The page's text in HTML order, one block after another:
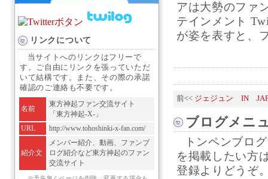
アは大勢のファ
テインメント
が姿を表すと、
前<< ジェジュン IN
ブログメニ
トンペンブロ
を掲載したい方
登録よりどうぞ
リンクについて
当サイトへのリンクはフリーで
す。ご自由にリンクを張っていただ
いて結構です。また、その際の承諾
確認のご連絡も不要です。
名前
東方神起ファン交流サイト
「東方神起-X-」
URL
http://www.tohoshinki-x-fan.com/
紹介文
メンバー紹介、動画、ファンブ
ログ紹介など東方神起のファン
交流サイト